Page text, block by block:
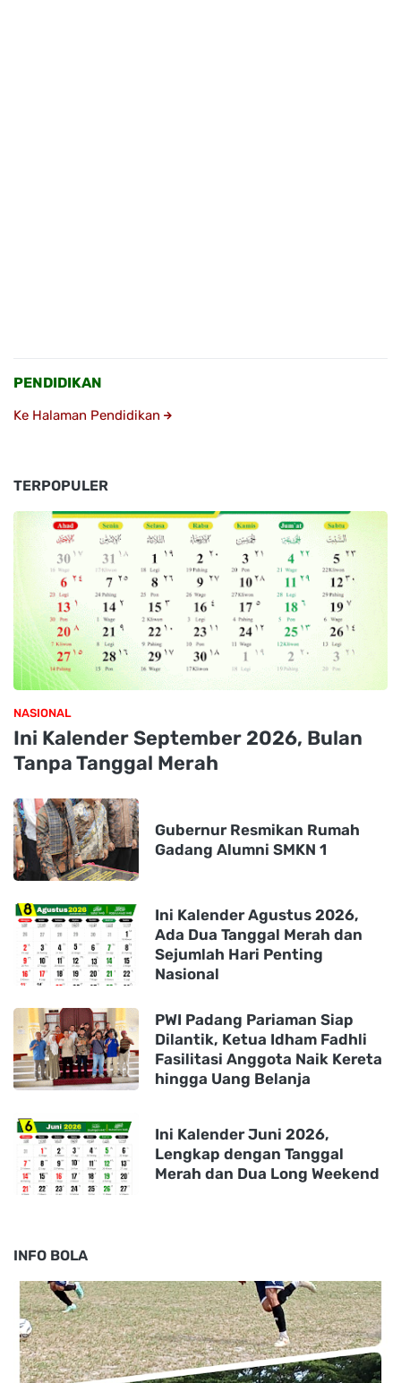
PENDIDIKAN
Ke Halaman Pendidikan
TERPOPULER
NASIONAL
Ini Kalender September 2026, Bulan
Tanpa Tanggal Merah
Gubernur Resmikan Rumah
Gadang Alumni SMKN 1
Ini Kalender Agustus 2026,
Ada Dua Tanggal Merah dan
Sejumlah Hari Penting
Nasional
PWI Padang Pariaman Siap
Dilantik, Ketua Idham Fadhli
Fasilitasi Anggota Naik Kereta
hingga Uang Belanja
Ini Kalender Juni 2026,
Lengkap dengan Tanggal
Merah dan Dua Long Weekend
INFO BOLA